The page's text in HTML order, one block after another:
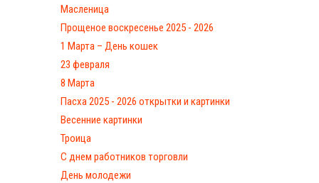
Масленица
Прощеное воскресенье 2025 - 2026
1 Марта – День кошек
23 февраля
8 Марта
Пасха 2025 - 2026 открытки и картинки
Весенние картинки
Троица
С днем работников торговли
День молодежи